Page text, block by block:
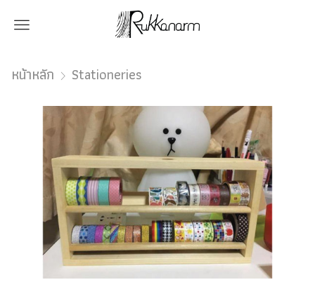
Menu
หน้าหลัก Stationeries